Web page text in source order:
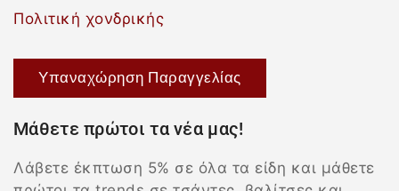
Πολιτική χονδρικής
Υπαναχώρηση Παραγγελίας
Μάθετε πρώτοι τα νέα μας!
Λάβετε έκπτωση 5% σε όλα τα είδη και μάθετε